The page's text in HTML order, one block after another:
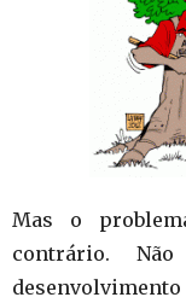
Mas o
contrário.